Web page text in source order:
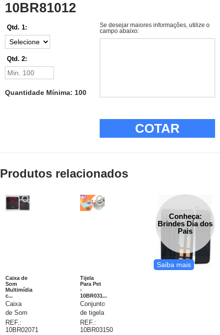
10BR81012
Qtd. 1:
Qtd. 2:
Quantidade Mínima: 100
Se desejar maiores informações, utilize o
campo abaixo:
COTAR
Produtos relacionados
Caixa de
Som
Multimídia
c...
Caixa
de Som
Multimídia
com
REF.:
10BR02071
Tijela
Para Pet
-
10BR031...
Conjunto
de tigela
dupla de
aço
REF.:
10BR03150
Conheça:
Brindes Dia dos
Pais
Saiba mais